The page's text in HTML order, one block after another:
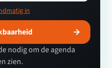
in
nodig om de agenda
zien.